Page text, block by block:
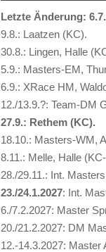
Letzte Änderung:
9.8.: Laatzen (KC).
30.8.: Lingen, Halle
5.9.: Masters-EM,
6.9.: XRace HM,
12./13.9.?: Team-DM
27.9.: Rethem (KC).
18.10.: Masters-WM,
8.11.: Melle, Halle
28./29.11.: Int.
23./24.1.2027: Int.
6./7.2.2027: Master
20./21.2.2027: DM
12.-14.3.2027: Master